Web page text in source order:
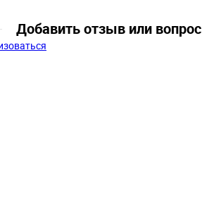
Добавить отзыв или вопрос